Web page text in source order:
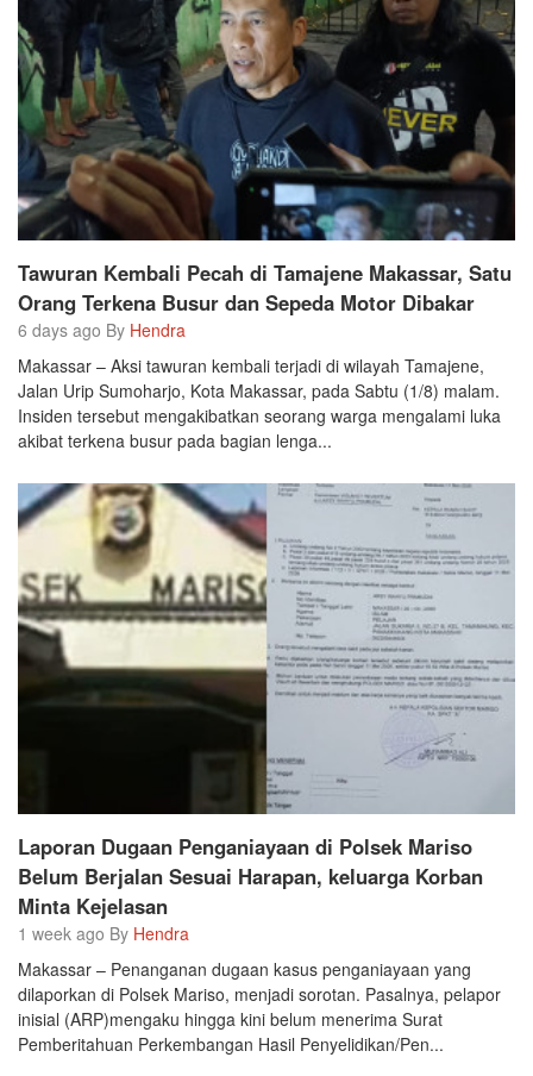
Tawuran Kembali Pecah di Tamajene Makassar, Satu
Orang Terkena Busur dan Sepeda Motor Dibakar
6 days ago By Hendra
Makassar – Aksi tawuran kembali terjadi di wilayah Tamajene,
Jalan Urip Sumoharjo, Kota Makassar, pada Sabtu (1/8) malam.
Insiden tersebut mengakibatkan seorang warga mengalami luka
akibat terkena busur pada bagian lenga...
Laporan Dugaan Penganiayaan di Polsek Mariso
Belum Berjalan Sesuai Harapan, keluarga Korban
Minta Kejelasan
1 week ago By Hendra
Makassar – Penanganan dugaan kasus penganiayaan yang
dilaporkan di Polsek Mariso, menjadi sorotan. Pasalnya, pelapor
inisial (ARP)mengaku hingga kini belum menerima Surat
Pemberitahuan Perkembangan Hasil Penyelidikan/Pen...